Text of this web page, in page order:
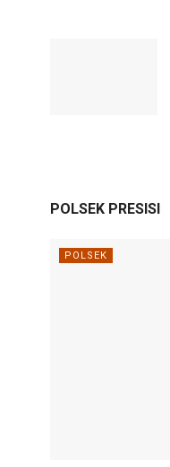
POLSEK PRESISI
POLSEK